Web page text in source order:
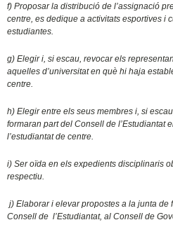
f) Proposar la distribució de l’assignació
centre, es dedique a activitats esportives i
estudiantes.
g) Elegir i, si escau, revocar els
aquelles d’universitat en què hi haja
centre.
h) Elegir entre els seus membres i, si
formaran part del Consell de l’Estudiantat
l’estudiantat de centre.
i) Ser oïda en els expedients disciplinaris
respectiu.
j) Elaborar i elevar propostes a la junta de
Consell de l’Estudiantat, al Consell de